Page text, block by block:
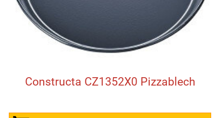
Constructa CZ1352X0 Pizzablech